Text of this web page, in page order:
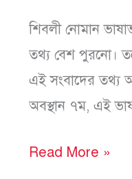
শিবলী নোমান
তথ্য বেশ পুরনো।
এই সংবাদের তথ্য
অবস্থান ৭ম, এই
Read More »